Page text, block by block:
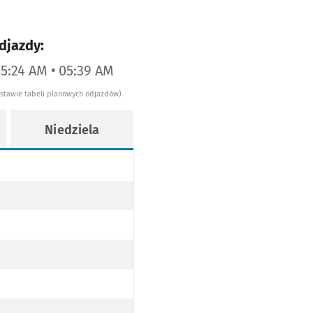
AM • 05:39 AM
tabeli planowych odjazdów)
Niedziela
NISKOPODŁOGOWY
NISKOPODŁOGOWY
NISKOPODŁOGOWY
NISKOPODŁOGOWY
NISKOPODŁOGOWY
NISKOPODŁOGOWY